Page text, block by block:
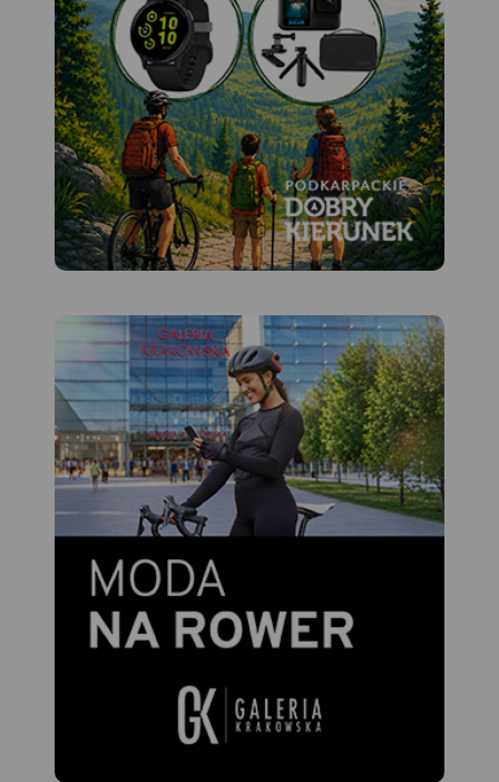
Bialskich z drugiej – to
najlepsze atuty tego obszaru.
Pobyt w tym regionie z
pewnością miło wspominać
będą nie tylko turyści piesi,
ale także miłośnicy
narciarstwa, jazdy rowerowej
i konnej, wspinacze skałkowi
oraz wędkarze.Rok wydania
2023